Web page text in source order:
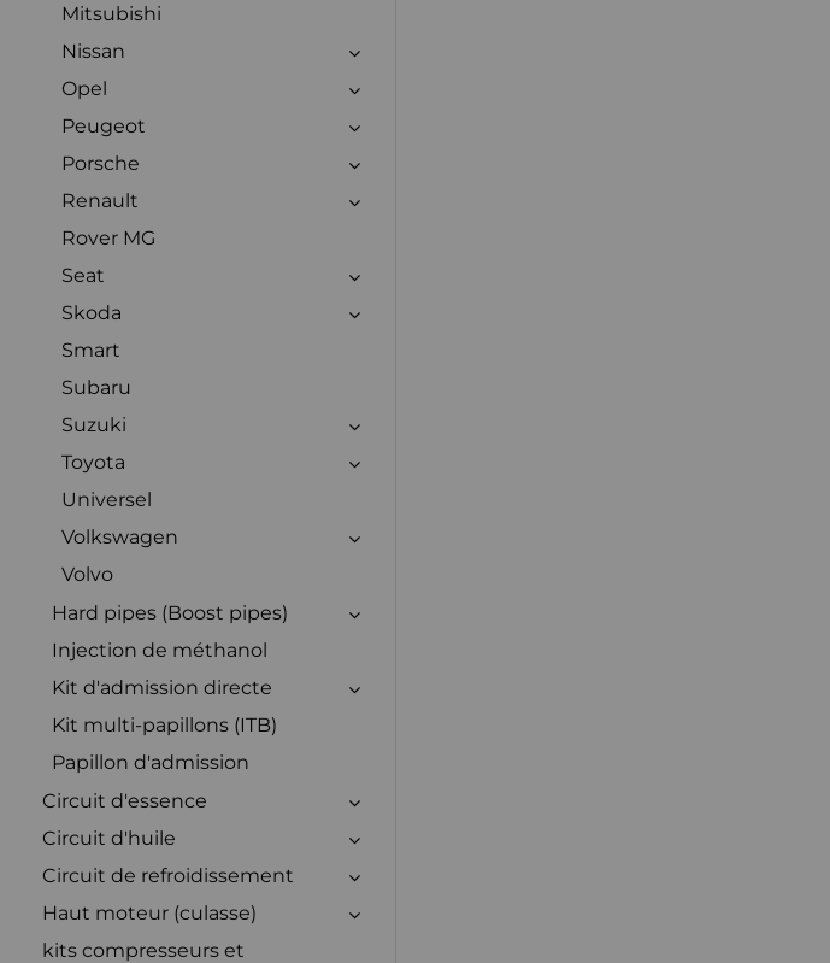
Mitsubishi
Nissan
Opel
Peugeot
Porsche
Renault
Rover MG
Seat
Skoda
Smart
Subaru
Suzuki
Toyota
Universel
Volkswagen
Volvo
Hard pipes (Boost pipes)
Injection de méthanol
Kit d'admission directe
Kit multi-papillons (ITB)
Papillon d'admission
Circuit d'essence
Circuit d'huile
Circuit de refroidissement
Haut moteur (culasse)
kits compresseurs et